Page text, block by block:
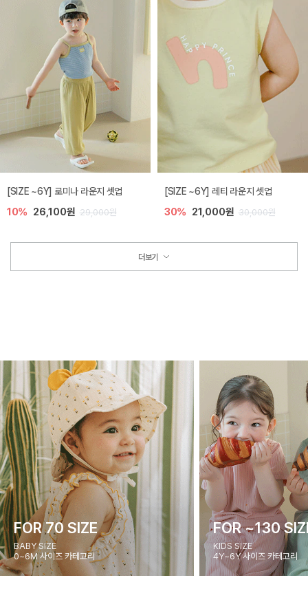
[SIZE ~6Y] 로미나 라운지 셋업
10% 26,100원 29,000원
[SIZE ~6Y] 레티 라운지 셋업
30% 21,000원 30,000원
더보기
FOR 70 SIZE
BABY SIZE
0~6M 사이즈 카테고리
FOR ~130
KIDS SIZE
4Y~6Y 사이즈 카테고리